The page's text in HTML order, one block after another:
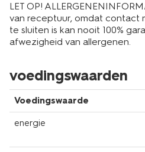
LET OP!
van receptuur, omdat contact
te sluiten is kan nooit 100%
afwezigheid van allergenen.
voedingswaarden
Voedingswaarde
energie